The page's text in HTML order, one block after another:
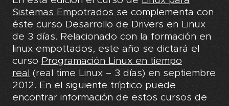
Sistemas Empotrados se complementa con
éste curso Desarrollo de Drivers en Linux
de 3 días. Relacionado con la formación en
linux empottados, este año se dictará el
curso Programación Linux en tiempo
real
(real time Linux – 3 días) en septiembre
2012. En el siguiente tríptico puede
encontrar información de estos cursos de